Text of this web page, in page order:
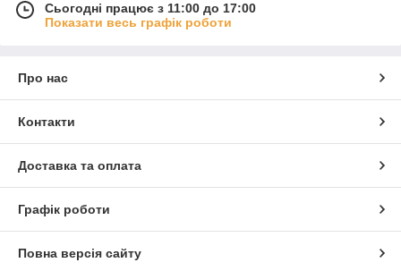
Сьогодні працює з 11:00 до 17:00
Показати весь графік роботи
Про нас
Контакти
Доставка та оплата
Графік роботи
Повна версія сайту